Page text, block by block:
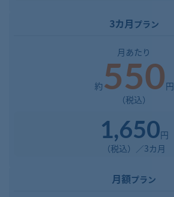
3カ月プラン
月あたり
約550円
（税込）
1,650円
（税込）／3カ月
月額プラン